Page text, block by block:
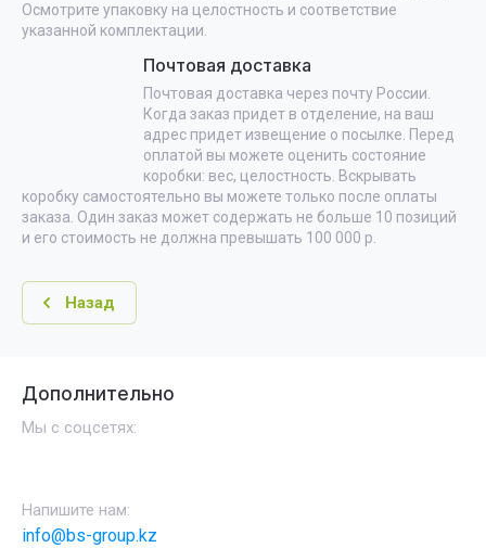
Осмотрите упаковку на целостность и соответствие
указанной комплектации.
Почтовая доставка
Почтовая доставка через почту России.
Когда заказ придет в отделение, на ваш
адрес придет извещение о посылке. Перед
оплатой вы можете оценить состояние
коробки: вес, целостность. Вскрывать
коробку самостоятельно вы можете только после оплаты
заказа. Один заказ может содержать не больше 10 позиций
и его стоимость не должна превышать 100 000 р.
Назад
Дополнительно
Мы с соцсетях:
Напишите нам:
info@bs-group.kz